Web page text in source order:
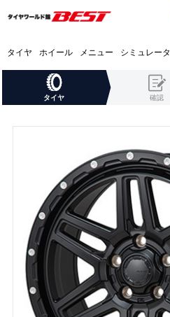
タイヤ ホイール メニュー シミュレータ
タイヤ 確認